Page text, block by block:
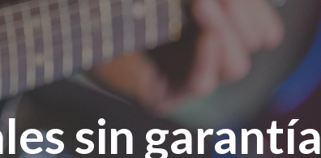
sin garantía